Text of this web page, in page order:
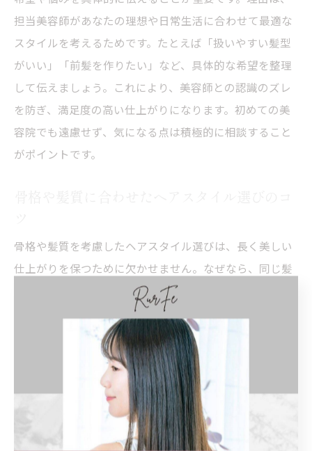
担当美容師があなたの理想や日常生活に合わせて最適な
スタイルを考えるためです。たとえば「扱いやすい髪型
がいい」「前髪を作りたい」など、具体的な希望を整理
して伝えましょう。これにより、美容師との認識のズレ
を防ぎ、満足度の高い仕上がりになります。初めての美
容院でも遠慮せず、気になる点は積極的に相談すること
がポイントです。
骨格や髪質を考慮したヘアスタイル選びは、長く美しい
仕上がりを保つために欠かせません。なぜなら、同じ髪
型でも顔の形や髪のボリュームによって印象が大きく変
わるためです。具体的には、丸顔なら縦ラインを意識し
たレイヤーカット、くせ毛ならまとまりやすいボブスタ
イルなどが代表例です。美容師と相談しながら、自分の
骨格や髪質に合ったスタイルを提案してもらいましょ
う。自分に合った髪型は毎日のセットも楽にし、自信を